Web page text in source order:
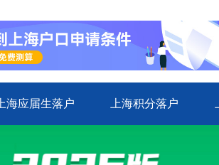
上海应届生落户 上海积分落户